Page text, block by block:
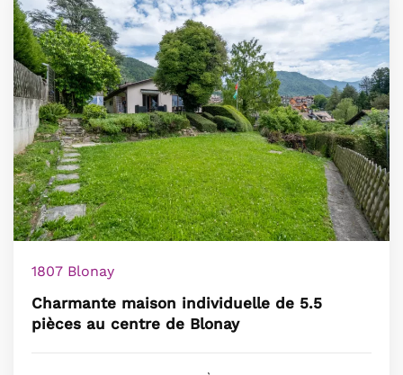
1807 Blonay
Charmante maison individuelle de 5.5
pièces au centre de Blonay